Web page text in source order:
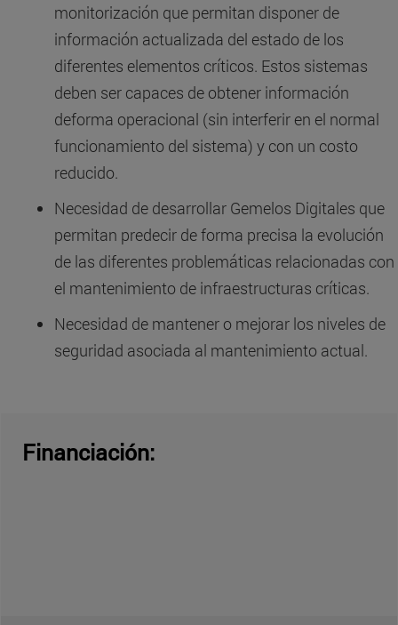
monitorización que permitan disponer de
información actualizada del estado de los
diferentes elementos críticos. Estos sistemas
deben ser capaces de obtener información
deforma operacional (sin interferir en el normal
funcionamiento del sistema) y con un costo
reducido.
Necesidad de desarrollar Gemelos Digitales que
permitan predecir de forma precisa la evolución
de las diferentes problemáticas relacionadas con
el mantenimiento de infraestructuras críticas.
Necesidad de mantener o mejorar los niveles de
seguridad asociada al mantenimiento actual.
Financiación: